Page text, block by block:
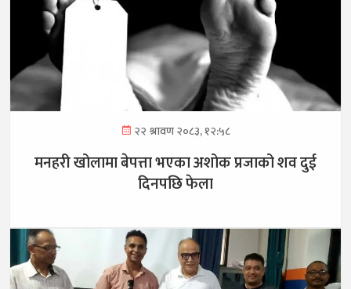
२२ श्रावण २०८३, १२:५८
मनहरी खोलामा बेपत्ता भएका अशोक प्रजाको शव दुई
दिनपछि फेला